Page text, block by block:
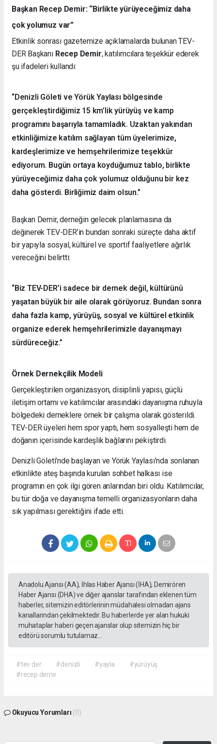
Başkan Recep Demir: “Birlikte yürüyeceğimiz daha
çok yolumuz var”
Etkinlik sonrası gazetemize açıklamalarda bulunan TEV-
DER Başkanı Recep Demir, katılımcılara teşekkür ederek
şu ifadeleri kullandı:
“Denizli Göleti ve Yörük Yaylası bölgesinde
gerçekleştirdiğimiz 15 km’lik yürüyüş ve kamp
programını başarıyla tamamladık. Uzaktan yakından
etkinliğimize katılım sağlayan tüm üyelerimize,
kardeşlerimize ve hemşehrilerimize teşekkür
ediyorum. Bugün ortaya koyduğumuz tablo, birlikte
yürüyeceğimiz daha çok yolumuz olduğunu bir kez
daha gösterdi. Birliğimiz daim olsun.”
Başkan Demir, derneğin gelecek planlamasına da
değinerek TEV-DER’in bundan sonraki süreçte daha aktif
bir yapıyla sosyal, kültürel ve sportif faaliyetlere ağırlık
vereceğini belirtti:
“Biz TEV-DER’i sadece bir dernek değil, kültürünü
yaşatan büyük bir aile olarak görüyoruz. Bundan sonra
daha fazla kamp, yürüyüş, sosyal ve kültürel etkinlik
organize ederek hemşehrilerimizle dayanışmayı
sürdüreceğiz.”
Örnek Dernekçilik Modeli
Gerçekleştirilen organizasyon, disiplinli yapısı, güçlü
iletişim ortamı ve katılımcılar arasındaki dayanışma ruhuyla
bölgedeki derneklere örnek bir çalışma olarak gösterildi.
TEV-DER üyeleri hem spor yaptı, hem sosyalleşti hem de
doğanın içerisinde kardeşlik bağlarını pekiştirdi.
Denizli Göleti’nde başlayan ve Yörük Yaylası’nda sonlanan
etkinlikte ateş başında kurulan sohbet halkası ise
programın en çok ilgi gören anlarından biri oldu. Katılımcılar,
bu tür doğa ve dayanışma temelli organizasyonların daha
sık yapılması gerektiğini ifade etti.
Anadolu Ajansı (AA), İhlas Haber Ajansı (İHA), Demirören
Haber Ajansı (DHA) ve diğer ajanslar tarafından eklenen tüm
haberler, sitemizin editörlerinin müdahalesi olmadan ajans
kanallarından çekilmektedir. Bu haberlerde yer alan hukuki
muhataplar haberi geçen ajanslar olup sitemizin hiç bir
editörü sorumlu tutulamaz...
#tev der #denizli #yayla
#yürüyüş
#recep demir
Okuyucu Yorumları (0)